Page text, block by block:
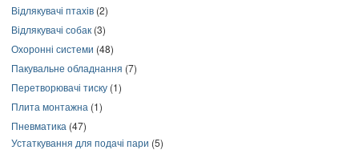
Відлякувачі птахів (2)
Відлякувачі собак (3)
Охоронні системи (48)
Пакувальне обладнання (7)
Перетворювачі тиску (1)
Плита монтажна (1)
Пневматика (47)
Устаткування для подачі пари (5)